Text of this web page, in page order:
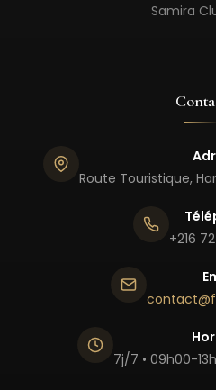
Samira
Route Touristique,
+216
7j/7 • 09h00-